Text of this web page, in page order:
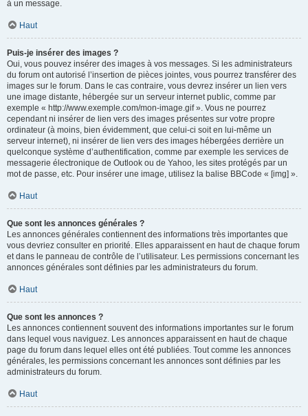
à un message.
Haut
Puis-je insérer des images ?
Oui, vous pouvez insérer des images à vos messages. Si les administrateurs
du forum ont autorisé l’insertion de pièces jointes, vous pourrez transférer des
images sur le forum. Dans le cas contraire, vous devrez insérer un lien vers
une image distante, hébergée sur un serveur internet public, comme par
exemple « http://www.exemple.com/mon-image.gif ». Vous ne pourrez
cependant ni insérer de lien vers des images présentes sur votre propre
ordinateur (à moins, bien évidemment, que celui-ci soit en lui-même un
serveur internet), ni insérer de lien vers des images hébergées derrière un
quelconque système d’authentification, comme par exemple les services de
messagerie électronique de Outlook ou de Yahoo, les sites protégés par un
mot de passe, etc. Pour insérer une image, utilisez la balise BBCode « [img] ».
Haut
Que sont les annonces générales ?
Les annonces générales contiennent des informations très importantes que
vous devriez consulter en priorité. Elles apparaissent en haut de chaque forum
et dans le panneau de contrôle de l’utilisateur. Les permissions concernant les
annonces générales sont définies par les administrateurs du forum.
Haut
Que sont les annonces ?
Les annonces contiennent souvent des informations importantes sur le forum
dans lequel vous naviguez. Les annonces apparaissent en haut de chaque
page du forum dans lequel elles ont été publiées. Tout comme les annonces
générales, les permissions concernant les annonces sont définies par les
administrateurs du forum.
Haut